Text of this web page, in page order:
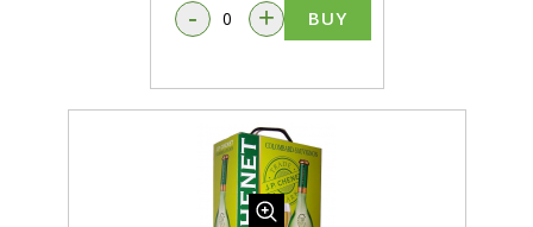
- + BUY